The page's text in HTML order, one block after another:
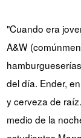
"Cuando era
A&W
del día. Ender,
y cerveza de
medio de la